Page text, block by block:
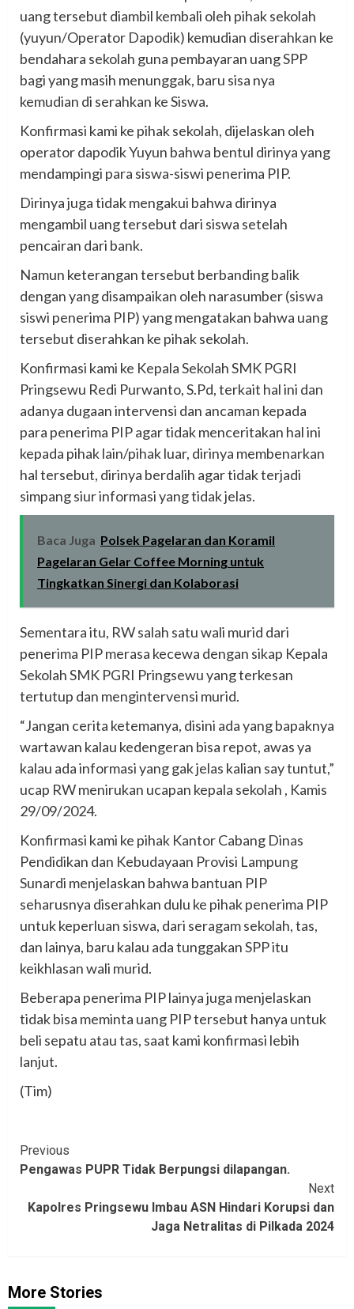
uang tersebut diambil kembali oleh pihak sekolah
(yuyun/Operator Dapodik) kemudian diserahkan ke
bendahara sekolah guna pembayaran uang SPP
bagi yang masih menunggak, baru sisa nya
kemudian di serahkan ke Siswa.
Konfirmasi kami ke pihak sekolah, dijelaskan oleh
operator dapodik Yuyun bahwa bentul dirinya yang
mendampingi para siswa-siswi penerima PIP.
Dirinya juga tidak mengakui bahwa dirinya
mengambil uang tersebut dari siswa setelah
pencairan dari bank.
Namun keterangan tersebut berbanding balik
dengan yang disampaikan oleh narasumber (siswa
siswi penerima PIP) yang mengatakan bahwa uang
tersebut diserahkan ke pihak sekolah.
Konfirmasi kami ke Kepala Sekolah SMK PGRI
Pringsewu Redi Purwanto, S.Pd, terkait hal ini dan
adanya dugaan intervensi dan ancaman kepada
para penerima PIP agar tidak menceritakan hal ini
kepada pihak lain/pihak luar, dirinya membenarkan
hal tersebut, dirinya berdalih agar tidak terjadi
simpang siur informasi yang tidak jelas.
Baca Juga Polsek Pagelaran dan Koramil
Pagelaran Gelar Coffee Morning untuk
Tingkatkan Sinergi dan Kolaborasi
Sementara itu, RW salah satu wali murid dari
penerima PIP merasa kecewa dengan sikap Kepala
Sekolah SMK PGRI Pringsewu yang terkesan
tertutup dan mengintervensi murid.
“Jangan cerita ketemanya, disini ada yang bapaknya
wartawan kalau kedengeran bisa repot, awas ya
kalau ada informasi yang gak jelas kalian say tuntut,”
ucap RW menirukan ucapan kepala sekolah , Kamis
29/09/2024.
Konfirmasi kami ke pihak Kantor Cabang Dinas
Pendidikan dan Kebudayaan Provisi Lampung
Sunardi menjelaskan bahwa bantuan PIP
seharusnya diserahkan dulu ke pihak penerima PIP
untuk keperluan siswa, dari seragam sekolah, tas,
dan lainya, baru kalau ada tunggakan SPP itu
keikhlasan wali murid.
Beberapa penerima PIP lainya juga menjelaskan
tidak bisa meminta uang PIP tersebut hanya untuk
beli sepatu atau tas, saat kami konfirmasi lebih
lanjut.
(Tim)
Continue
Reading
Previous
Pengawas PUPR Tidak Berpungsi dilapangan.
Next
Kapolres Pringsewu Imbau ASN Hindari Korupsi dan
Jaga Netralitas di Pilkada 2024
More Stories